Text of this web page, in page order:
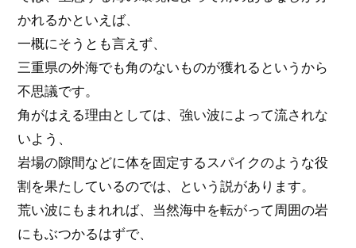
かれるかといえば、
一概にそうとも言えず、
三重県の外海でも角のないものが獲れるというから
不思議です。
角がはえる理由としては、強い波によって流されな
いよう、
岩場の隙間などに体を固定するスパイクのような役
割を果たしているのでは、という説があります。
荒い波にもまれれば、当然海中を転がって周囲の岩
にもぶつかるはずで、